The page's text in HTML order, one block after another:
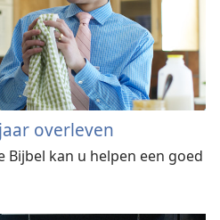
overleven
Bijbel kan u helpen een goed